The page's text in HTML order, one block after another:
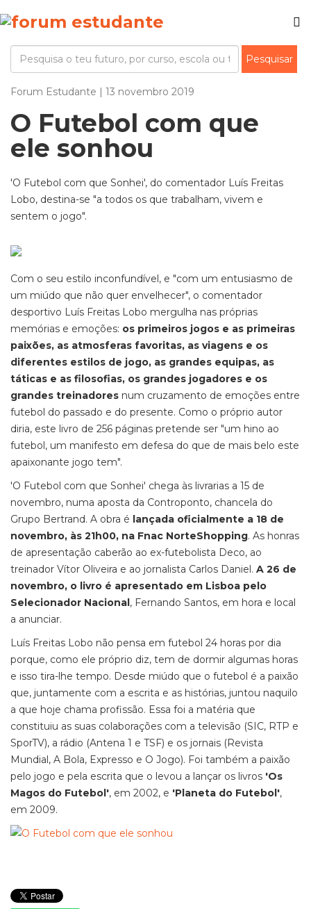
Forum Estudante | 13 novembro 2019
O Futebol com que
ele sonhou
'O Futebol com que Sonhei', do comentador Luís Freitas
Lobo, destina-se "a todos os que trabalham, vivem e
sentem o jogo".
Com o seu estilo inconfundível, e "com um entusiasmo de
um miúdo que não quer envelhecer", o comentador
desportivo Luís Freitas Lobo mergulha nas próprias
memórias e emoções: os primeiros jogos e as primeiras
paixões, as atmosferas favoritas, as viagens e os
diferentes estilos de jogo, as grandes equipas, as
táticas e as filosofias, os grandes jogadores e os
grandes treinadores num cruzamento de emoções entre
futebol do passado e do presente. Como o próprio autor
diria, este livro de 256 páginas pretende ser "um hino ao
futebol, um manifesto em defesa do que de mais belo este
apaixonante jogo tem".
'O Futebol com que Sonhei' chega às livrarias a 15 de
novembro, numa aposta da Controponto, chancela do
Grupo Bertrand. A obra é lançada oficialmente a 18 de
novembro, às 21h00, na Fnac NorteShopping. As honras
de apresentação caberão ao ex-futebolista Deco, ao
treinador Vítor Oliveira e ao jornalista Carlos Daniel. A 26 de
novembro, o livro é apresentado em Lisboa pelo
Selecionador Nacional, Fernando Santos, em hora e local
a anunciar.
Luís Freitas Lobo não pensa em futebol 24 horas por dia
porque, como ele próprio diz, tem de dormir algumas horas
e isso tira-lhe tempo. Desde miúdo que o futebol é a paixão
que, juntamente com a escrita e as histórias, juntou naquilo
a que hoje chama profissão. Essa foi a matéria que
constituiu as suas colaborações com a televisão (SIC, RTP e
SporTV), a rádio (Antena 1 e TSF) e os jornais (Revista
Mundial, A Bola, Expresso e O Jogo). Foi também a paixão
pelo jogo e pela escrita que o levou a lançar os livros 'Os
Magos do Futebol', em 2002, e 'Planeta do Futebol',
em 2009.